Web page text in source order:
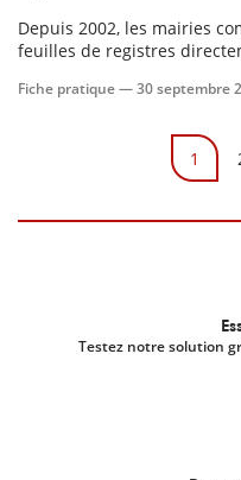
Depuis 2002, les mairies
feuilles de registres
l’expédition, est effectuée
Fiche pratique —30 septembre
Page
1
Testez notre solution